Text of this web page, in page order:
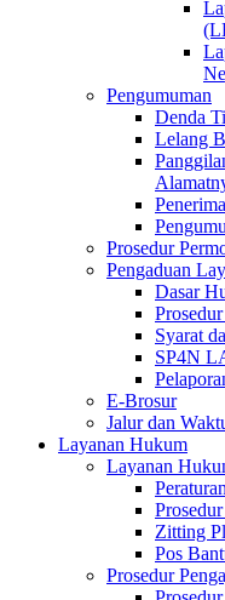
Pengumuman
Denda
Lelang
Prosedur
Pengaduan
Dasar
Syarat
SP4N
E-Brosur
Jalur dan
Layanan Hukum
Layanan
Zitting
Pos
Prosedur